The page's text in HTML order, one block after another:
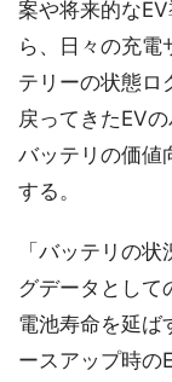
案や将来的な
ら、日々の充電
テリーの状態ロ
戻ってきたEV
バッテリの価値
する。
「バッテリの
グデータとして
電池寿命を延ば
ースアップ時の